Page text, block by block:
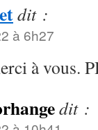
dit :
à 6h27
à vous.
dit :